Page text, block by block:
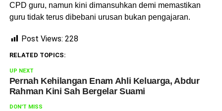
CPD guru, namun kini dimansuhkan demi memastikan
guru tidak terus dibebani urusan bukan pengajaran.
Post Views: 228
RELATED TOPICS:
UP NEXT
Pernah Kehilangan Enam Ahli Keluarga, Abdur
Rahman Kini Sah Bergelar Suami
DON'T MISS